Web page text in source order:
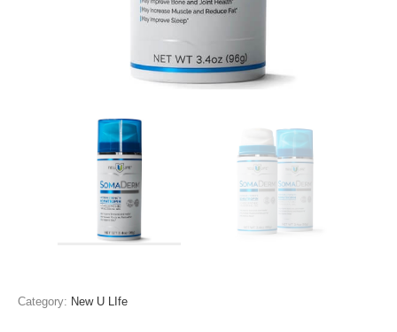
Category: New U LIfe